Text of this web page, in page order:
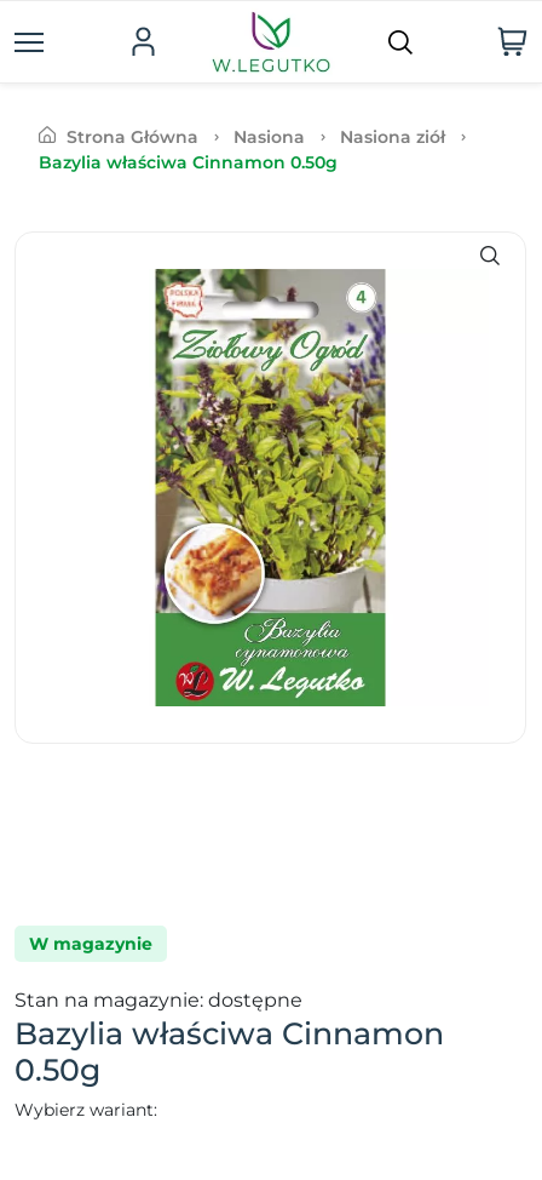
Strona Główna Nasiona
Nasiona ziół
Bazylia właściwa Cinnamon 0.50g
W magazynie
Stan na magazynie: dostępne
Bazylia właściwa Cinnamon
0.50g
Wybierz wariant: